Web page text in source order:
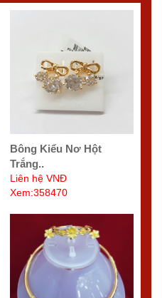
Bông Kiểu Nơ Hột
Trắng..
Liên hệ VNĐ
Xem:358470